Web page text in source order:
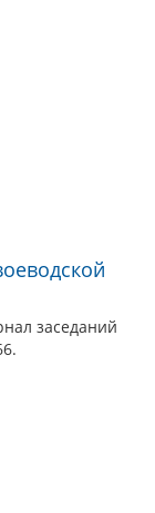
заседаний